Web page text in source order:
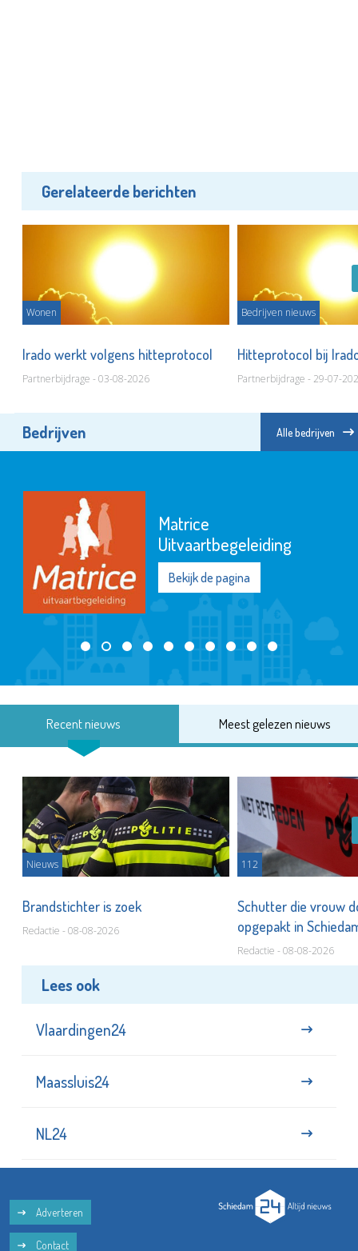
Gerelateerde berichten
Wonen
Irado werkt volgens hitteprotocol
Partnerbijdrage - 03-08-2026
Bedrijven nieuws
Hitteprotocol bij
Partnerbijdrage - 29-07-
Bedrijven Alle bedrijven
Matrice
Uitvaartbegeleiding
Bekijk de pagina
Recent nieuws Meest gelezen nieuws
Nieuws
Brandstichter is zoek
Redactie - 08-08-2026
112
Schutter die vrouw
opgepakt in
Redactie - 08-08-2026
Lees ook
Vlaardingen24
Maassluis24
NL24
Adverteren
Contact